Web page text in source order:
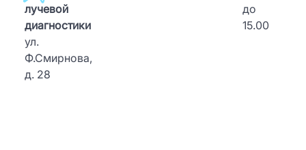
лучевой
диагностики
ул.
Ф.Смирнова,
д. 28
до
15.00